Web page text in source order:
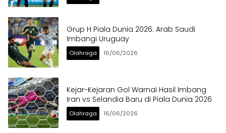
Grup H Piala Dunia 2026: Arab Saudi
Imbangi Uruguay
Olahraga 16/06/2026
Kejar-Kejaran Gol Warnai Hasil Imbang
Iran vs Selandia Baru di Piala Dunia 2026
Olahraga 16/06/2026